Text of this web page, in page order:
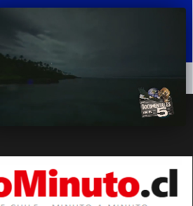
NOTICIERO